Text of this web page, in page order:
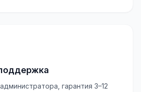
гарантия 3–12